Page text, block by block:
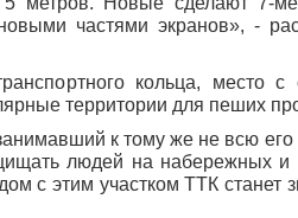
частями экранов», -
кольца, место
территории для пеших
к тому же не всю
людей на набережных и
с этим участком ТТК станет